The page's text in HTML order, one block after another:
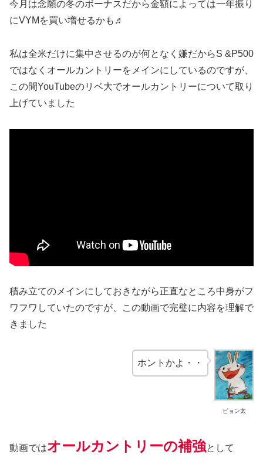
今月は念願の冬のボーナスだから金額によっては一年振り
にVYMを買い増せるかも♬
私は全米だけに集中させるのが何となく嫌だからS &P500
ではなくオールカントリーをメインにしているのですが、
この間YouTubeのリベ大でオールカントリーについて取り
上げていました
積み立てのメインにしておきながら正直なところ中身がフ
ワフワしていたのですが、この動画で完璧に内容を理解で
きました
ピョン太
ホントかよ・・
動画ではオールカントリーの補強として